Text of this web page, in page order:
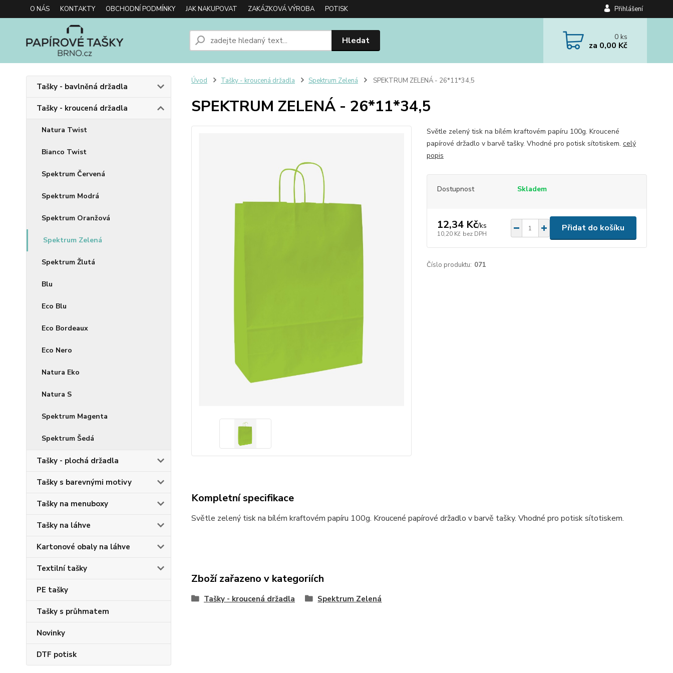
O NÁS KONTAKTY OBCHODNÍ PODMÍNKY JAK NAKUPOVAT ZAKÁZKOVÁ VÝROBA POTISK Přihlášení
Hledat 0ks
za 0,00 Kč
Tašky - bavlněná držadla
Tašky - kroucená držadla
Natura Twist
Bianco Twist
Spektrum Červená
Spektrum Modrá
Spektrum Oranžová
Spektrum Zelená
Spektrum Žlutá
Blu
Eco Blu
Eco Bordeaux
Eco Nero
Natura Eko
Natura S
Spektrum Magenta
Spektrum Šedá
Tašky - plochá držadla
Tašky s barevnými motivy
Tašky na menuboxy
Tašky na láhve
Kartonové obaly na láhve
Textilní tašky
PE tašky
Tašky s průhmatem
Novinky
DTF potisk
Úvod Tašky - kroucená držadla Spektrum Zelená SPEKTRUM ZELENÁ - 26*11*34,5
SPEKTRUM ZELENÁ - 26*11*34,5
Světle zelený tisk na bílém kraftovém papíru 100g. Kroucené
papírové držadlo v barvě tašky. Vhodné pro potisk sítotiskem. celý
popis
Dostupnost Skladem
12,34 Kč/ks
10,20 Kč bez DPH
Přidat do košíku
Číslo produktu: 071
Kompletní specifikace
Světle zelený tisk na bílém kraftovém papíru 100g. Kroucené papírové držadlo v barvě tašky. Vhodné pro potisk sítotiskem.
Zboží zařazeno v kategoriích
Tašky - kroucená držadla Spektrum Zelená